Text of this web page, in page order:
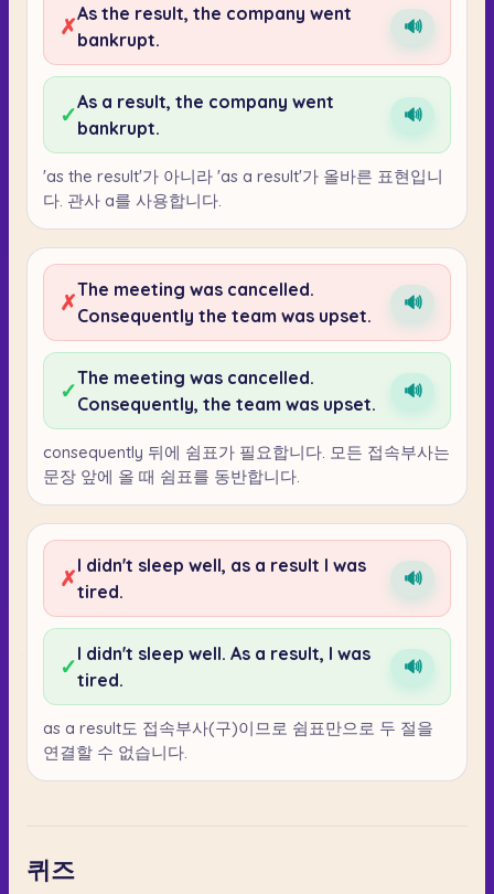
✗As the result, the company went
bankrupt.
🔊
✓As a result, the company went
bankrupt.
🔊
'as the result'가 아니라 'as a result'가 올바른 표현입니
다. 관사 a를 사용합니다.
✗The meeting was cancelled.
Consequently the team was upset.
🔊
✓The meeting was cancelled.
Consequently, the team was upset.
🔊
consequently 뒤에 쉼표가 필요합니다. 모든 접속부사는
문장 앞에 올 때 쉼표를 동반합니다.
✗I didn't sleep well, as a result I was
tired.
🔊
✓I didn't sleep well. As a result, I was
tired.
🔊
as a result도 접속부사(구)이므로 쉼표만으로 두 절을
연결할 수 없습니다.
퀴즈